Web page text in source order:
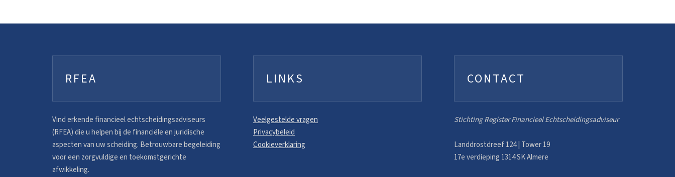
RFEA
Vind erkende financieel echtscheidingsadviseurs
(RFEA) die u helpen bij de financiële en juridische
aspecten van uw scheiding. Betrouwbare begeleiding
voor een zorgvuldige en toekomstgerichte
afwikkeling.
LINKS
Veelgestelde vragen
Privacybeleid
Cookieverklaring
CONTACT
Stichting Register Financieel Echtscheidingsadviseur
Landdrostdreef 124 | Tower 19
17e verdieping 1314 SK Almere